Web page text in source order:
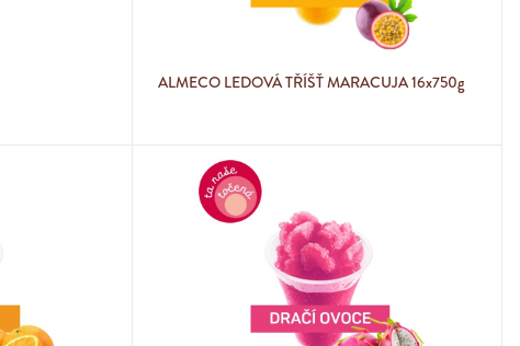
ALMECO LEDOVÁ TŘÍŠŤ MARACUJA 16x750g